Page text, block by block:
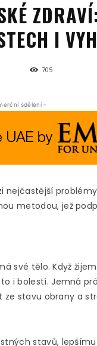
I
705
sdělení -
metodou, jež
své tělo. Když
i bolestí. Jemná
stavu obrany a
stavů,